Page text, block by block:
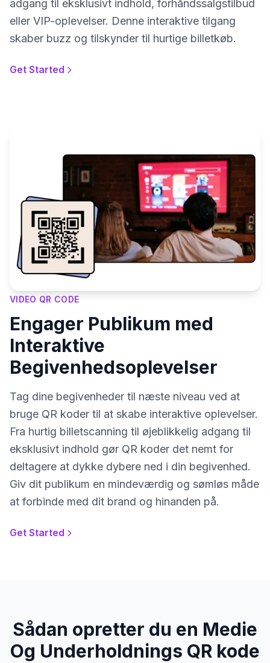
adgang til eksklusivt indhold, forhåndssalgstilbud
eller VIP-oplevelser. Denne interaktive tilgang
skaber buzz og tilskynder til hurtige billetkøb.
Get Started
VIDEO QR CODE
Engager Publikum med
Interaktive
Begivenhedsoplevelser
Tag dine begivenheder til næste niveau ved at
bruge QR koder til at skabe interaktive oplevelser.
Fra hurtig billetscanning til øjeblikkelig adgang til
eksklusivt indhold gør QR koder det nemt for
deltagere at dykke dybere ned i din begivenhed.
Giv dit publikum en mindeværdig og sømløs måde
at forbinde med dit brand og hinanden på.
Get Started
Sådan opretter du en Medie
Og Underholdnings QR kode